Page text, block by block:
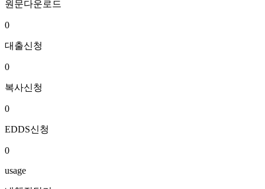
원문다운로드
0
대출신청
0
복사신청
0
EDDS신청
0
usage